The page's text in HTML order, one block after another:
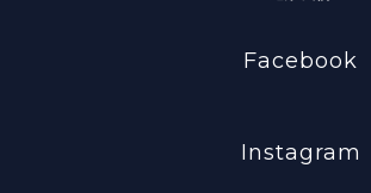
Facebook
Instagram